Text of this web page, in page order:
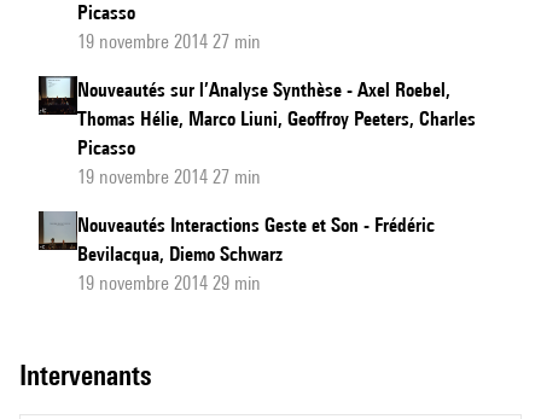
Picasso
19 novembre 2014 27 min
Nouveautés sur l’Analyse Synthèse - Axel Roebel,
Thomas Hélie, Marco Liuni, Geoffroy Peeters, Charles
Picasso
19 novembre 2014 27 min
Nouveautés Interactions Geste et Son - Frédéric
Bevilacqua, Diemo Schwarz
19 novembre 2014 29 min
intervenants